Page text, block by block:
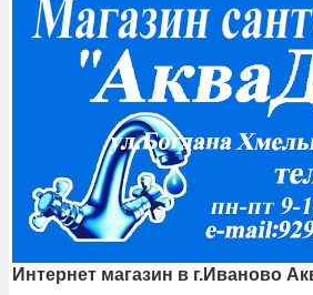
Интернет магазин в г.Иваново